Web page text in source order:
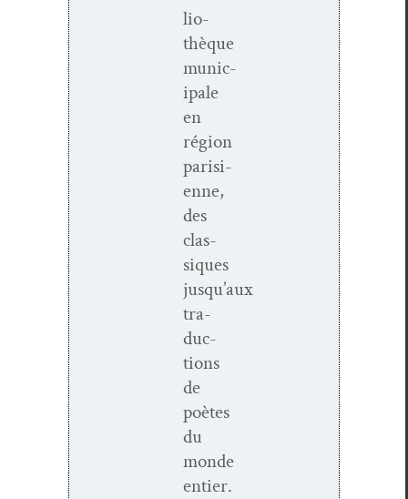
lio­
thèque
munic­
i­pale
en
région
parisi­
enne,
des
clas­
siques
jusqu’aux
tra­
duc­
tions
de
poètes
du
monde
entier.